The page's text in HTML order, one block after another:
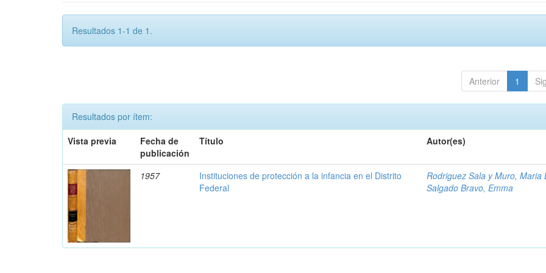
Resultados 1-1 de 1.
Anterior 1
Resultados por ítem:
Vista previa
Fecha de
publicación
Título Autor(es)
1957
Instituciones de protección a la infancia en el Distrito
Federal
Rodriguez Sala y Muro, Maria
Salgado Bravo, Emma